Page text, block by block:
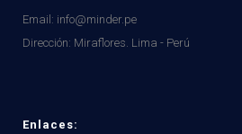
Email: info@minder.pe
Dirección: Miraflores. Lima - Perú
Enlaces: